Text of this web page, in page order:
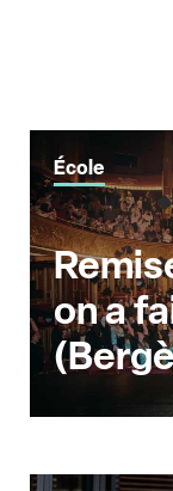
École
on a